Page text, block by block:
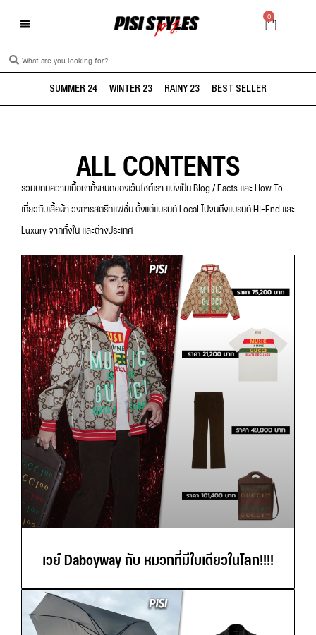
0
SUMMER 24 WINTER 23 RAINY 23 BEST SELLER
ALL CONTENTS
รวมบทมความเนื้อหาทั้งหมดของเว็บไซต์เรา แบ่งเป็น Blog / Facts และ How To
เกี่ยวกับเสื้อผ้า วงการสตรีทแฟชั่น ตั้งแต่แบรนด์ Local ไปจนถึงแบรนด์ Hi-End และ
Luxury จากทั้งใน และต่างประเทศ
เวย์ Daboyway กับ หมวกที่มีใบเดียวในโลก!!!!